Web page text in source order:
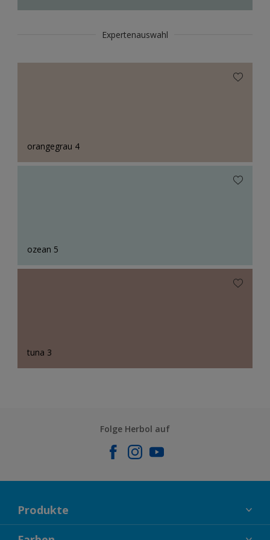
Expertenauswahl
orangegrau 4
ozean 5
tuna 3
Folge Herbol auf
Produkte
FASSADENFARBEN